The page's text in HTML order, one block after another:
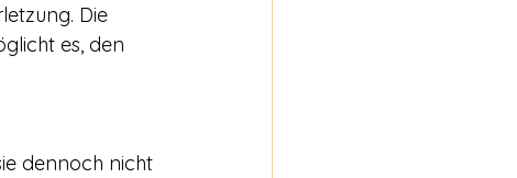
Die
es, den
dennoch nicht